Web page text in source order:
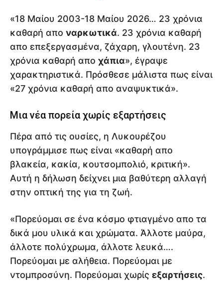
«18 Μαίου 2003-18 Μαίου 2026… 23 χρόνια
καθαρή απο ναρκωτικά. 23 χρόνια καθαρή
απο επεξεργασμένα, ζάχαρη, γλουτένη. 23
χρόνια καθαρή απο χάπια», έγραψε
χαρακτηριστικά. Πρόσθεσε μάλιστα πως είναι
«27 χρόνια καθαρή απο αναψυκτικά».
Μια νέα πορεία χωρίς εξαρτήσεις
Πέρα από τις ουσίες, η Λυκουρέζου
υπογράμμισε πως είναι «καθαρή απο
βλακεία, κακία, κουτσομπολιό, κριτική».
Αυτή η δήλωση δείχνει μια βαθύτερη αλλαγή
στην οπτική της για τη ζωή.
«Πορεύομαι σε ένα κόσμο φτιαγμένο απο τα
δικά μου υλικά και χρώματα. Άλλοτε μαύρα,
άλλοτε πολύχρωμα, άλλοτε λευκά….
Πορεύομαι με αλήθεια. Πορεύομαι με
ντομπροσύνη. Πορεύομαι χωρίς εξαρτήσεις.